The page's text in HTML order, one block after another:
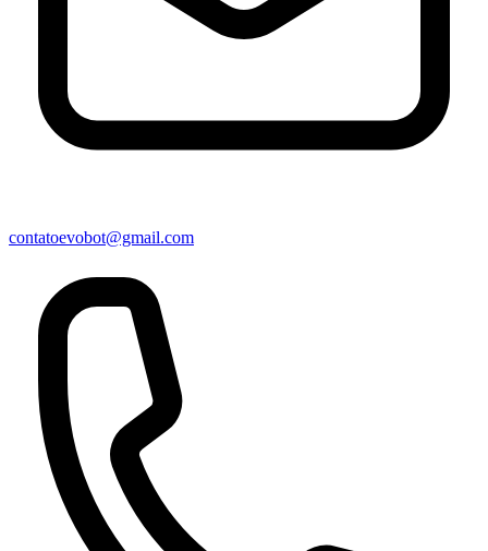
contatoevobot@gmail.com